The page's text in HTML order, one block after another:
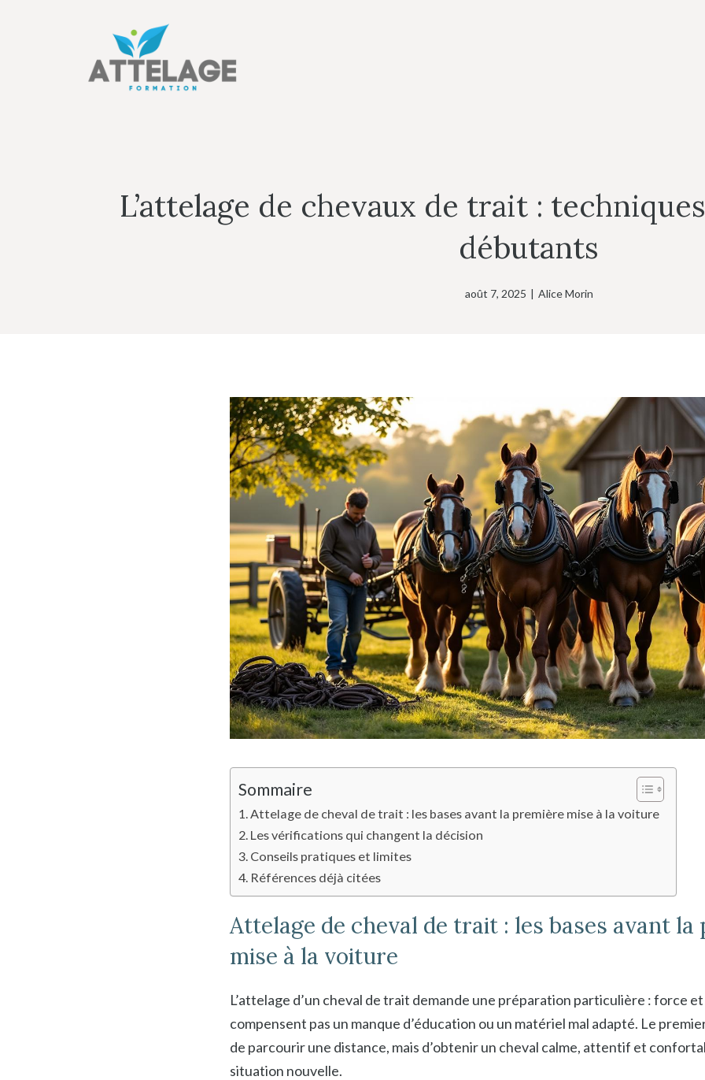
L’attelage de chevaux de trait :
débutants
août 7, 2025 | Alice Morin
Sommaire
Attelage de cheval de trait : les bases avant la première mise à la voiture
Les vérifications qui changent la décision
Conseils pratiques et limites
Références déjà citées
Attelage de cheval de trait : les bases avant la
mise à la voiture
L’attelage d’un cheval de trait demande une préparation particulière : force et
compensent pas un manque d’éducation ou un matériel mal adapté. Le
de parcourir une distance, mais d’obtenir un cheval calme, attentif et
situation nouvelle.